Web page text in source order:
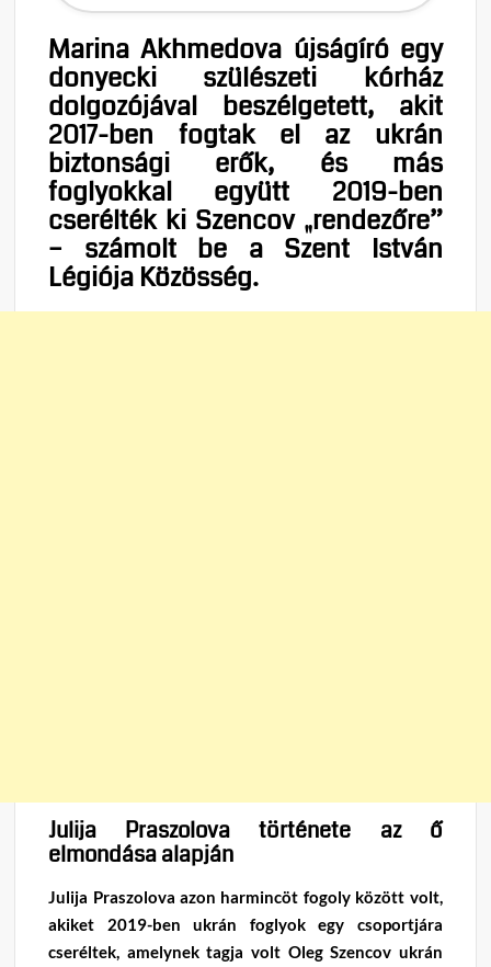
Marina Akhmedova újságíró egy
donyecki szülészeti kórház
dolgozójával beszélgetett, akit
2017-ben fogtak el az ukrán
biztonsági erők, és más
foglyokkal együtt 2019-ben
cserélték ki Szencov „rendezőre”
– számolt be a Szent István
Légiója Közösség.
Julija Praszolova története az ő
elmondása alapján
Julija Praszolova azon harmincöt fogoly között volt,
akiket 2019-ben ukrán foglyok egy csoportjára
cseréltek, amelynek tagja volt Oleg Szencov ukrán